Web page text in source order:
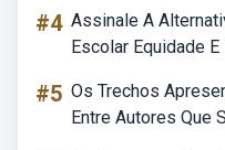
#4 Assinale A
Escolar Equidade
#5 Os Trechos
Entre Autores Que